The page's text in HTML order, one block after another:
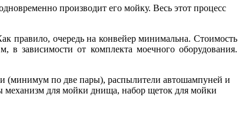
производит его мойку. Весь этот процесс
правило, очередь на конвейер минимальна. Стоимость
зависимости от комплекта моечного оборудования.
(минимум по две пары), распылители автошампуней и
для мойки днища, набор щеток для мойки